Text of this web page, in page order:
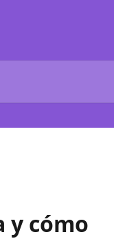
y cómo